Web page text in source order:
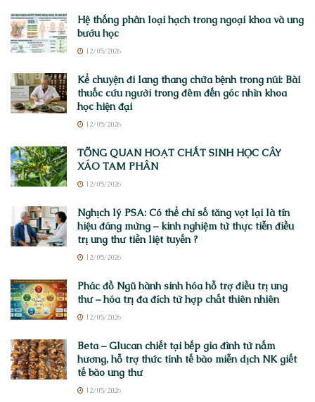
Hệ thống phân loại hạch trong ngoại khoa và ung
bướu học
12/05/2026
Kể chuyện đi lang thang chữa bệnh trong núi: Bài
thuốc cứu người trong đêm đến góc nhìn khoa
học hiện đại
12/05/2026
TỔNG QUAN HOẠT CHẤT SINH HỌC CÂY
XÁO TAM PHÂN
12/05/2026
Nghịch lý PSA: Có thể chỉ số tăng vọt lại là tín
hiệu đáng mừng – kinh nghiệm từ thực tiễn điều
trị ung thư tiền liệt tuyến ?
12/05/2026
Phác đồ Ngũ hành sinh hóa hỗ trợ điều trị ung
thư – hóa trị đa đích từ hợp chất thiên nhiên
12/05/2026
Beta – Glucan chiết tại bếp gia đình từ nấm
hương, hỗ trợ thức tỉnh tế bào miễn dịch NK giết
tế bào ung thư
12/05/2026